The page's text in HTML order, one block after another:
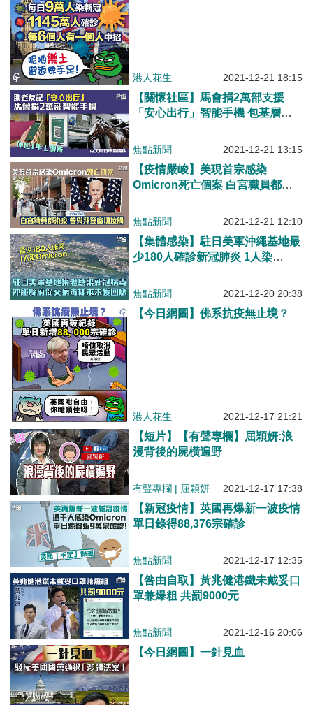
港人花生 2021-12-21 18:15
【關懷社區】馬會捐2萬部支援
「安心出行」智能手機 包基層長
焦點新聞 2021-12-21 13:15
【疫情嚴峻】美現首宗感染
Omicron死亡個案 白宮職員都染
焦點新聞 2021-12-21 12:10
【集體感染】駐日美軍沖繩基地最
少180人確診新冠肺炎 1人染
焦點新聞 2021-12-20 20:38
【今日網圖】佛系抗疫無止境？
港人花生 2021-12-17 21:21
【短片】【有聲專欄】屈穎妍:浪
漫背後的屍橫遍野
有聲專欄 屈穎妍 2021-12-17 17:38
【新冠疫情】英國再爆新一波疫情
單日錄得88,376宗確診
焦點新聞 2021-12-17 12:35
【咎由自取】黃兆健港鐵未戴妥口
罩兼爆粗 共罰9000元
焦點新聞 2021-12-16 20:06
【今日網圖】一針見血